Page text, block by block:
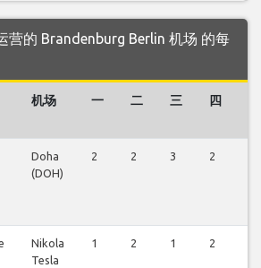
营的 Brandenburg Berlin 机场 的每
机场 一 二 三 四
Doha
(DOH)
2 2 3 2
Nikola
Tesla
1 2 1 2